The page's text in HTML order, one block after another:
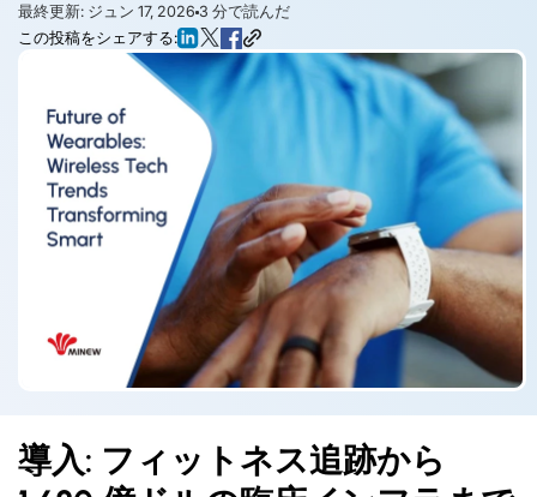
最終更新: ジュン 17, 2026 3 分で読んだ
この投稿をシェアする:
導入: フィットネス追跡から